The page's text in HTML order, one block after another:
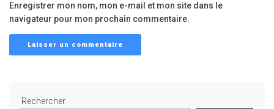
Enregistrer mon nom, mon e-mail et mon site dans le
navigateur pour mon prochain commentaire.
Rechercher